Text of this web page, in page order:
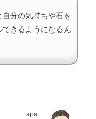
分の気持ちや石を
きるようになるん
apa